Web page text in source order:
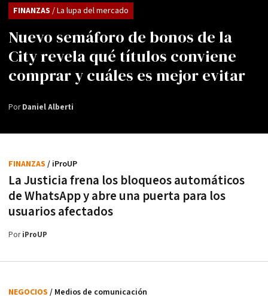
Nuevo semáforo de bonos de la
City revela qué títulos conviene
comprar y cuáles es mejor evitar
FINANZAS / La lupa del mercado
PorDaniel Alberti
La Justicia frena los bloqueos automáticos
de WhatsApp y abre una puerta para los
usuarios afectados
FINANZAS / iProUP
PoriProUP
NEGOCIOS / Medios de comunicación